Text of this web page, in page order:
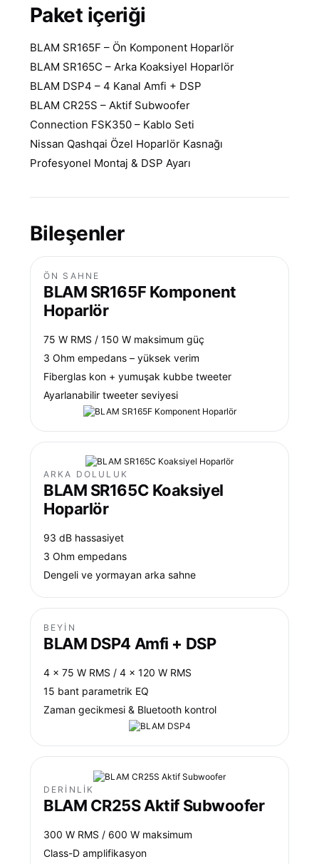
Paket içeriği
BLAM SR165F – Ön Komponent Hoparlör
BLAM SR165C – Arka Koaksiyel Hoparlör
BLAM DSP4 – 4 Kanal Amfi + DSP
BLAM CR25S – Aktif Subwoofer
Connection FSK350 – Kablo Seti
Nissan Qashqai Özel Hoparlör Kasnağı
Profesyonel Montaj & DSP Ayarı
Bileşenler
ÖN SAHNE
BLAM SR165F Komponent
Hoparlör
75 W RMS / 150 W maksimum güç
3 Ohm empedans – yüksek verim
Fiberglas kon + yumuşak kubbe tweeter
Ayarlanabilir tweeter seviyesi
ARKA DOLULUK
BLAM SR165C Koaksiyel
Hoparlör
93 dB hassasiyet
3 Ohm empedans
Dengeli ve yormayan arka sahne
BEYIN
BLAM DSP4 Amfi + DSP
4 x 75 W RMS / 4 x 120 W RMS
15 bant parametrik EQ
Zaman gecikmesi & Bluetooth kontrol
DERINLIK
BLAM CR25S Aktif Subwoofer
300 W RMS / 600 W maksimum
Class-D amplifikasyon